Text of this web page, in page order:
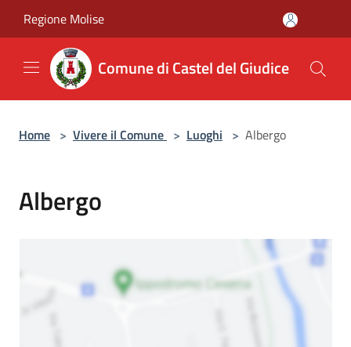
Regione Molise
Comune di Castel del Giudice
Home > Vivere il Comune > Luoghi > Albergo
Albergo